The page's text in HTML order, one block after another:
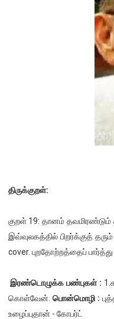
குரூப்-1,
மாநில
பள்ளி காலை
கேட்
பள்ளி காலை
திருக்குறள்:
குறள் 19: தானம்
இவ்வுலகத்தில் பிறர்க்குத்
cover. புறதோற்றத்தைப்
இரண்டொழுக்க பண்புகள் :
கொள்வேன். பொன்மொழி :
உழைப்புதான் - கோபர்ட்